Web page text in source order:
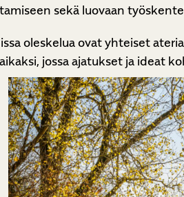
sekä luovaan
oleskelua ovat yhteiset
jossa ajatukset ja ideat